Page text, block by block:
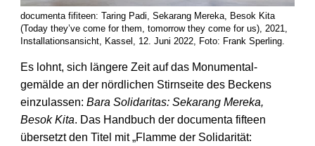
documenta fifiteen: Taring Padi, Sekarang Mereka, Besok Kita
(Today they’ve come for them, tomorrow they come for us), 2021,
Installationsansicht, Kassel, 12. Juni 2022, Foto: Frank Sperling.
Es lohnt, sich längere Zeit auf das Monumental­
gemälde an der nördlichen Stirn­seite des Beckens
einzulassen: Bara Solidaritas: Sekarang Mereka,
Besok Kita. Das Handbuch der documenta fifteen
übersetzt den Titel mit „Flamme der Solidari­tät: